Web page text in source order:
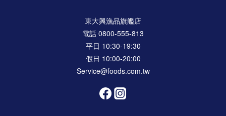
東大興漁品旗艦店
電話 0800-555-813
平日 10:30-19:30
假日 10:00-20:00
Service@foods.com.tw